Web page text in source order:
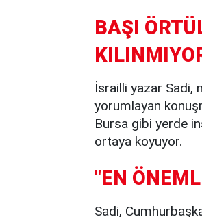
BAŞI
İsrailli yazar Sadi,
yorumlayan
Bursa gibi yerde
ortaya koyuyor.
"EN
Sadi,